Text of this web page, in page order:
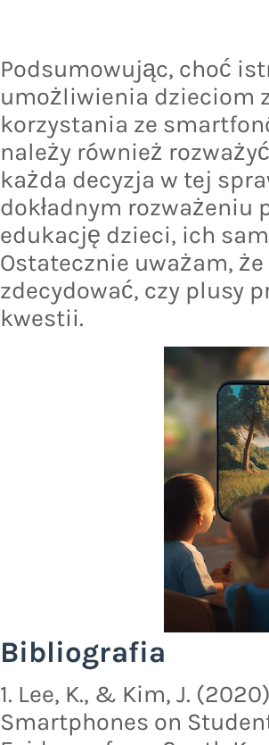
Podsumowując, choć
umożliwienia dzieciom
korzystania ze
należy również
każda decyzja w tej
dokładnym rozważeniu
edukację dzieci, ich
Ostatecznie uważam,
zdecydować, czy plusy
kwestii.
Bibliografia
1. Lee, K., & Kim, J.
Smartphones on